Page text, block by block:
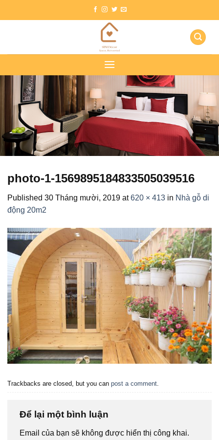
photo-1-1569895184833505039516
Published 30 Tháng mười, 2019 at620 × 413 in Nhà gỗ di
động 20m2
Trackbacks are closed, but you can post a comment
Để lại một bình luận
Email của bạn sẽ không được hiển thị công khai.